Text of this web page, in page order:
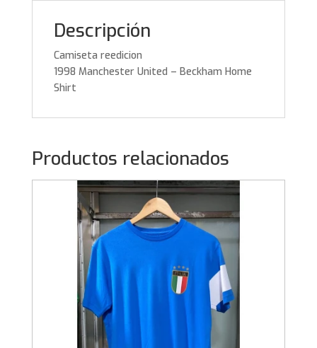
Descripción
Camiseta reedicion
1998 Manchester United – Beckham Home
Shirt
Productos relacionados